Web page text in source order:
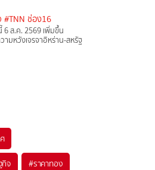
#TNN ช่อง16
6 ส.ค. 2569 เพิ่มขึ้น
มหวังเจรจาอิหร่าน-สหรัฐ
กิจ #ราคาทอง